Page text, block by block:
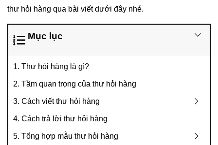
thư hỏi hàng qua bài viết dưới đây nhé.
Mục lục
1. Thư hỏi hàng là gì?
2. Tầm quan trọng của thư hỏi hàng
3. Cách viết thư hỏi hàng
4. Cách trả lời thư hỏi hàng
5. Tổng hợp mẫu thư hỏi hàng